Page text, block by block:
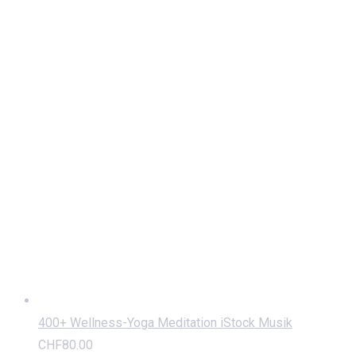
400+ Wellness-Yoga Meditation iStock Musik
CHF80.00